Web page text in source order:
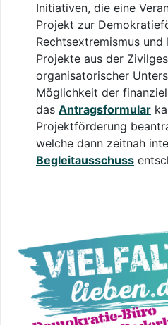
Initiativen, die eine
Projekt zur
Rechtsextremismus und
Projekte aus der
organisatorischer
Möglichkeit der
das Antragsformular
Projektförderung
welche dann zeitnah
Begleitausschuss